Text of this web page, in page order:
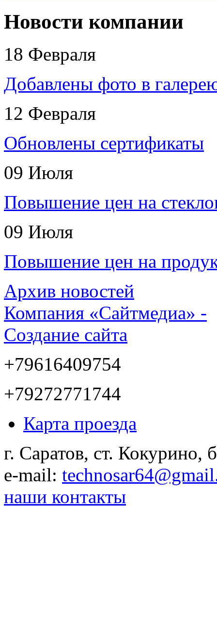
Новости компании
18 Февраля
Добавлены фото в
12 Февраля
Обновлены сертификаты
09 Июля
Повышение цен на
09 Июля
Повышение цен на
Архив новостей
Компания «Сайтмедиа» -
Создание сайта
+79616409754
+79272771744
Карта проезда
г. Саратов, ст. Кокурино,
e-mail:
наши контакты